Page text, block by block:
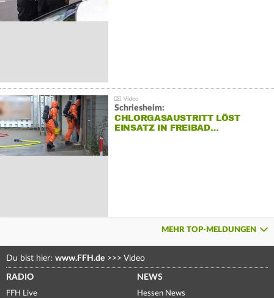
Schriesheim:
CHLORGASAUSTRITT LÖST
EINSATZ IN FREIBAD…
MEHR TOP-MELDUNGEN
Du bist hier: www.FFH.de >>> Video
RADIO
FFH Live
NEWS
Hessen News